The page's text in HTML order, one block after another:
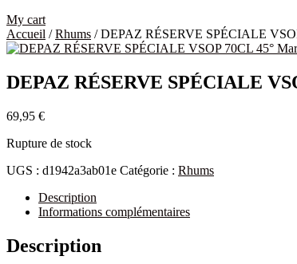
My cart
Accueil /Rhums / DEPAZ RÉSERVE SPÉCIALE
DEPAZ RÉSERVE SPÉCIALE
69,95 €
Rupture de stock
UGS : d1942a3ab01e Catégorie : Rhums
Description
Informations complémentaires
Description